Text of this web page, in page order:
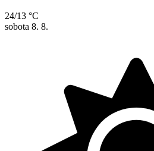
24/13 °C
sobota 8. 8.